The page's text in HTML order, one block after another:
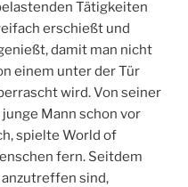
Tätigkeiten
erschießt und
damit man nicht
einem unter der Tür
wird. Von seiner
Mann schon vor
spielte World of
fern. Seitdem
sind,